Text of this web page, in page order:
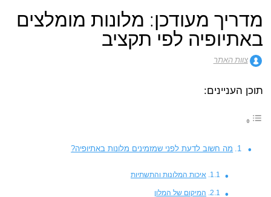
מדריך מעודכן: מלונות מומלצים
באתיופיה לפי תקציב
צוות האתר
תוכן העניינים:
מה חשוב לדעת לפני שמזמינים מלונות באתיופיה?
איכות המלונות והתשתיות
המיקום של המלון